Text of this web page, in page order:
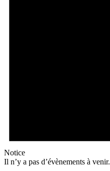
Notice
Il n’y a pas d’évènements à venir.